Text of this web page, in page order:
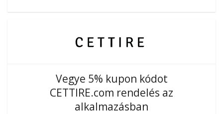
Vegye 5% kupon kódot
CETTIRE.com rendelés az
alkalmazásban